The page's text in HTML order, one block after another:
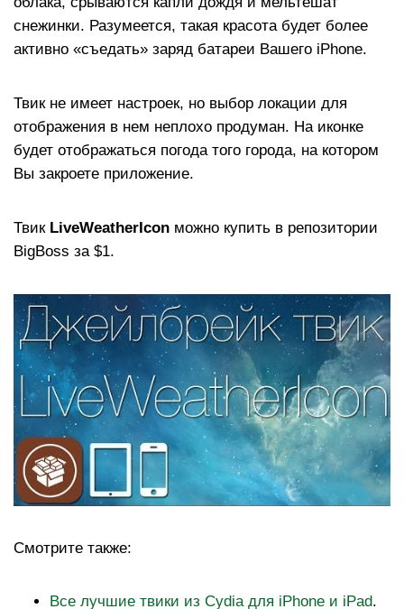
снежинки. Разумеется, такая красота будет более
активно «съедать» заряд батареи Вашего iPhone.
Твик не имеет настроек, но выбор локации для
отображения в нем неплохо продуман. На иконке
будет отображаться погода того города, на котором
Вы закроете приложение.
Твик LiveWeatherIcon можно купить в репозитории
BigBoss за $1.
Смотрите также:
Все лучшие твики из Cydia для iPhone и iPad.